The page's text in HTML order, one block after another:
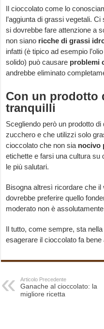
Il cioccolato come lo
l’aggiunta di grassi vegetali.
si dovrebbe fare attenzione a
non siano ricche di grassi
infatti (è tipico ad esempio
solido) può causare problemi
andrebbe eliminato
Con un prodotto
tranquilli
Scegliendo però un prodotto
zucchero e che utilizzi solo
cioccolato che non sia nocivo
etichette e farsi una cultura su
le più salutari.
Bisogna altresì ricordare che
dovrebbe preferire quello
moderato non è
Il tutto, come sempre, sta
esagerare il cioccolato fa
Articolo Precedente
Ganache al cioccolato: la
migliore ricetta